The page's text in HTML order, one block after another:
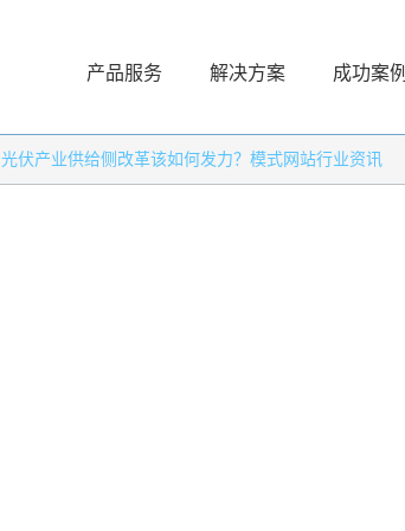
产品服务 解决方案 成功案例
光伏产业供给侧改革该如何发力？模式网站行业资讯